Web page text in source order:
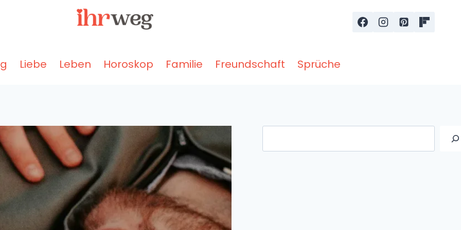
Liebe Leben Horoskop Familie Freundschaft Sprüche